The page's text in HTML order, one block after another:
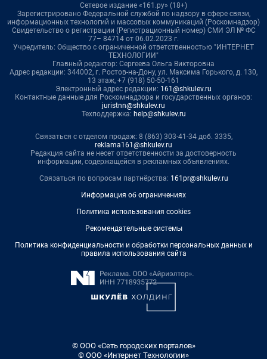
Сетевое издание «161.ру» (18+)
Зарегистрировано Федеральной службой по надзору в сфере связи,
информационных технологий и массовых коммуникаций (Роскомнадзор)
Свидетельство о регистрации (Регистрационный номер) СМИ ЭЛ № ФС
77– 84714 от 06.02.2023 г.
Учредитель: Общество с ограниченной ответственностью "ИНТЕРНЕТ
ТЕХНОЛОГИИ"
Главный редактор: Сергеева Ольга Викторовна
Адрес редакции: 344002, г. Ростов-на-Дону, ул. Максима Горького, д. 130,
13 этаж, +7 (918) 50-50-161
Электронный адрес редакции: 161@shkulev.ru
Контактные данные для Роскомнадзора и государственных органов:
juristnn@shkulev.ru
Техподдержка: help@shkulev.ru
Связаться с отделом продаж: 8 (863) 303-41-34 доб. 3335,
reklama161@shkulev.ru
Редакция сайта не несет ответственности за достоверность
информации, содержащейся в рекламных объявлениях.
Связаться по вопросам партнёрства: 161pr@shkulev.ru
Информация об ограничениях
Политика использования cookies
Рекомендательные системы
Политика конфиденциальности и обработки персональных данных и
правила использования сайта
© ООО «Сеть городских порталов»
© ООО «Интернет Технологии»